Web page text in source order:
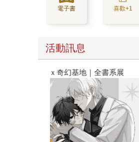
電子書 喜歡+1
活動訊息
春光ｘ奇幻基地｜全書系